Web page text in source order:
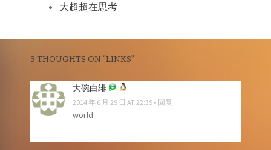
大超超在思考
3 THOUGHTS ON “LINKS”
大碗白绯
2014 年 6 月 29 日 AT 22:39 回复
world